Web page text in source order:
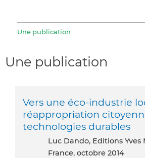
Une publication
Une publication
Vers une éco-industrie
réappropriation
technologies durables
Luc Dando, Editions Yves Michel, Gap,
France, octobre 2014